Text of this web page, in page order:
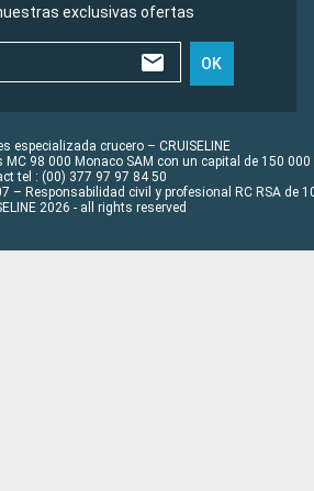
exclusivas ofertas
OK
especializada crucero – CRUISELINE
98 000 Monaco SAM con un capital de 150 000
tel : (00) 377 97 97 84 50
– Responsabilidad civil y profesional RC RSA de
2026 - all rights reserved